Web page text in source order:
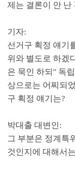
제는 결론이 안 난
기자:
선거구 획정 얘기
위와 별도로 하겠
은 묵인 하되 " 독
상으로는 어찌되
구 획정 얘기는?
박대출 대변인:
그 부분은 정계특
것인지에 대해서